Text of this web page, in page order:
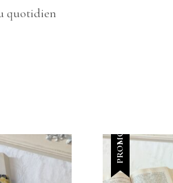
quotidien
PROMO !